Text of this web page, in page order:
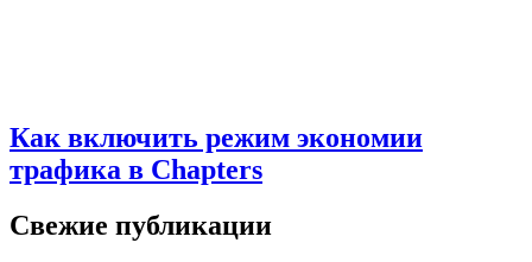
Как включить режим экономии
трафика в Chapters
Свежие публикации